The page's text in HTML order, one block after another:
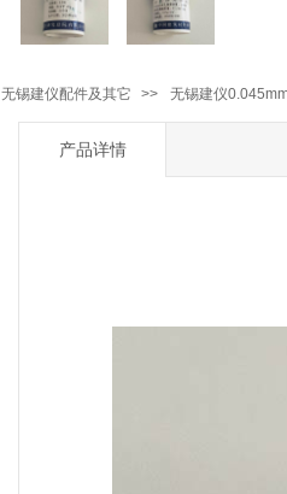
无锡建仪配件及其它 >> 无锡建仪
产品详情